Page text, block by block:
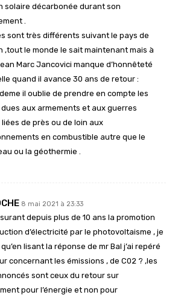
solaire décarbonée durant son
.
sont très différents suivant le pays de
,tout le monde le sait maintenant mais à
Marc Jancovici manque d’honnêteté
quand il avance 30 ans de retour :
il oublie de prendre en compte les
aux armements et aux guerres
de près ou de loin aux
en combustible autre que le
ou la géothermie .
8 mai 2021 à 23:33
depuis plus de 10 ans la promotion
d’électricité par le photovoltaisme , je
lisant la réponse de mr Bal j’ai repéré
concernant les émissions , de C02 ? ,les
sont ceux du retour sur
pour l’énergie et non pour